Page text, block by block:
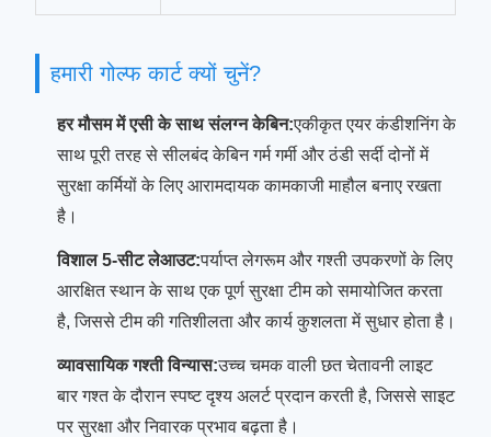
हमारी गोल्फ कार्ट क्यों चुनें?
हर मौसम में एसी के साथ संलग्न केबिन:एकीकृत एयर कंडीशनिंग के
साथ पूरी तरह से सीलबंद केबिन गर्म गर्मी और ठंडी सर्दी दोनों में
सुरक्षा कर्मियों के लिए आरामदायक कामकाजी माहौल बनाए रखता
है।
विशाल 5-सीट लेआउट:पर्याप्त लेगरूम और गश्ती उपकरणों के लिए
आरक्षित स्थान के साथ एक पूर्ण सुरक्षा टीम को समायोजित करता
है, जिससे टीम की गतिशीलता और कार्य कुशलता में सुधार होता है।
व्यावसायिक गश्ती विन्यास:उच्च चमक वाली छत चेतावनी लाइट
बार गश्त के दौरान स्पष्ट दृश्य अलर्ट प्रदान करती है, जिससे साइट
पर सुरक्षा और निवारक प्रभाव बढ़ता है।